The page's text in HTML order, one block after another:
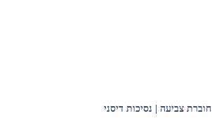
חוברת צביעה | נסיכות דיסני